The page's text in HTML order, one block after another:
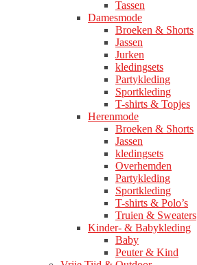
Tassen
Damesmode
Broeken & Shorts
Jassen
Jurken
kledingsets
Partykleding
Sportkleding
T-shirts & Topjes
Herenmode
Broeken & Shorts
Jassen
kledingsets
Overhemden
Partykleding
Sportkleding
T-shirts & Polo’s
Truien & Sweaters
Kinder- & Babykleding
Baby
Peuter & Kind